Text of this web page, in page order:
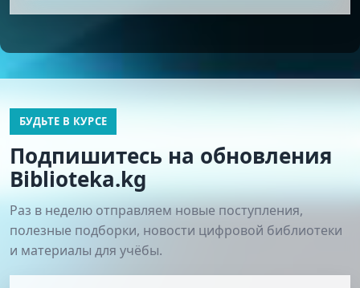
БУДЬТЕ В КУРСЕ
Подпишитесь на обновления
Biblioteka.kg
Раз в неделю отправляем новые поступления,
полезные подборки, новости цифровой библиотеки
и материалы для учёбы.